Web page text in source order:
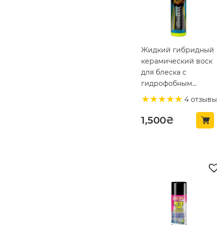
Жидкий гибридный
керамический воск
для блеска с
гидрофобным
эффектом Meguiar`s
Liquid Wax 473 мл
(G200416)
4 отзывы
1,500₴